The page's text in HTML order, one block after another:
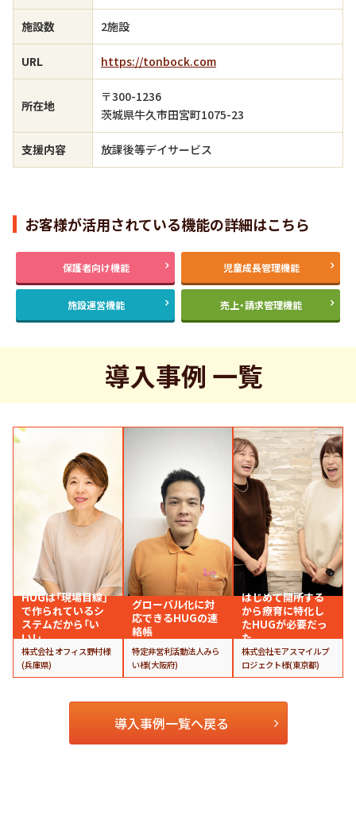
施設数 2施設
URL https://tonbock.com
所在地
〒300-1236
茨城県牛久市田宮町1075-23
支援内容 放課後等デイサービス
お客様が活用されている機能の詳細はこちら
保護者向け機能 児童成長管理機能
施設運営機能 売上・請求管理機能
導入事例 一覧
HUGは「現場目線」
で作られているシ
ステムだから「い
い！」
株式会社 オフィス野村様
(兵庫県)
グローバル化に対
応できるHUGの連
絡帳
特定非営利活動法人みら
い様(大阪府)
はじめて開所する
から療育に特化し
たHUGが必要だっ
た
株式会社モアスマイルプ
ロジェクト様(東京都)
導入事例一覧へ戻る